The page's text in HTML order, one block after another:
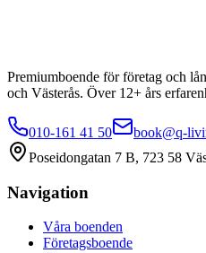
Premiumboende för företag och
och Västerås. Över 12+ års
010-161 41 50
book@q-
Poseidongatan 7 B, 723 58
Navigation
Våra boenden
Företagsboende